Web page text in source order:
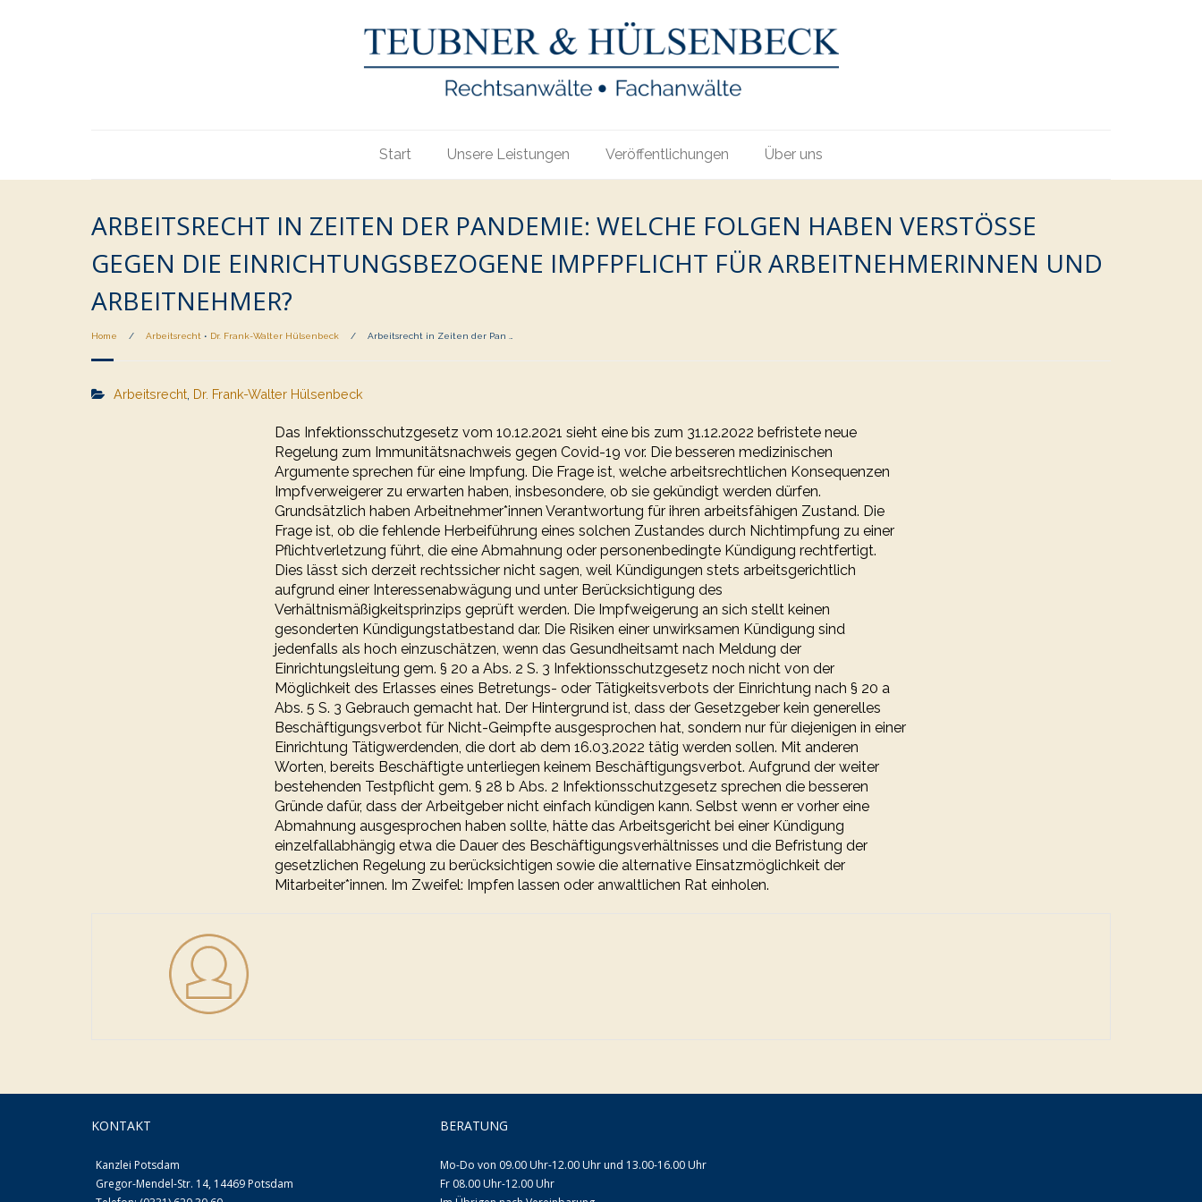
Start Unsere Leistungen Veröffentlichungen Über uns
ARBEITSRECHT IN ZEITEN DER PANDEMIE: WELCHE FOLGEN HABEN VERSTÖSSE G
EGEN DIE EINRICHTUNGSBEZOGENE IMPFPFLICHT FÜR ARBEITNEHMERINNEN UND A
RBEITNEHMER?
Home / Arbeitsrecht • Dr. Frank-Walter Hülsenbeck / Arbeitsrecht in Zeiten der Pan …
Arbeitsrecht Dr. Frank-Walter Hülsenbeck
Das Infektionsschutzgesetz vom 10.12.2021 sieht eine bis zum 31.12.2022 befristete neue
Regelung zum Immunitätsnachweis gegen Covid-19 vor. Die besseren medizinischen
Argumente sprechen für eine Impfung. Die Frage ist, welche arbeitsrechtlichen Konsequenzen
Impfverweigerer zu erwarten haben, insbesondere, ob sie gekündigt werden dürfen.
Grundsätzlich haben Arbeitnehmer*innen Verantwortung für ihren arbeitsfähigen Zustand. Die
Frage ist, ob die fehlende Herbeiführung eines solchen Zustandes durch Nichtimpfung zu einer
Pflichtverletzung führt, die eine Abmahnung oder personenbedingte Kündigung rechtfertigt.
Dies lässt sich derzeit rechtssicher nicht sagen, weil Kündigungen stets arbeitsgerichtlich
aufgrund einer Interessenabwägung und unter Berücksichtigung des
Verhältnismäßigkeitsprinzips geprüft werden. Die Impfweigerung an sich stellt keinen
gesonderten Kündigungstatbestand dar. Die Risiken einer unwirksamen Kündigung sind
jedenfalls als hoch einzuschätzen, wenn das Gesundheitsamt nach Meldung der
Einrichtungsleitung gem. § 20 a Abs. 2 S. 3 Infektionsschutzgesetz noch nicht von der
Möglichkeit des Erlasses eines Betretungs- oder Tätigkeitsverbots der Einrichtung nach § 20 a
Abs. 5 S. 3 Gebrauch gemacht hat. Der Hintergrund ist, dass der Gesetzgeber kein generelles
Beschäftigungsverbot für Nicht-Geimpfte ausgesprochen hat, sondern nur für diejenigen in einer
Einrichtung Tätigwerdenden, die dort ab dem 16.03.2022 tätig werden sollen. Mit anderen
Worten, bereits Beschäftigte unterliegen keinem Beschäftigungsverbot. Aufgrund der weiter
bestehenden Testpflicht gem. § 28 b Abs. 2 Infektionsschutzgesetz sprechen die besseren
Gründe dafür, dass der Arbeitgeber nicht einfach kündigen kann. Selbst wenn er vorher eine
Abmahnung ausgesprochen haben sollte, hätte das Arbeitsgericht bei einer Kündigung
einzelfallabhängig etwa die Dauer des Beschäftigungsverhältnisses und die Befristung der
gesetzlichen Regelung zu berücksichtigen sowie die alternative Einsatzmöglichkeit der
Mitarbeiter*innen. Im Zweifel: Impfen lassen oder anwaltlichen Rat einholen.
KONTAKT
Kanzlei Potsdam
Gregor-Mendel-Str. 14, 14469 Potsdam
BERATUNG
Mo-Do von 09.00 Uhr-12.00 Uhr und 13.00-16.00 Uhr
Fr 08.00 Uhr-12.00 Uhr